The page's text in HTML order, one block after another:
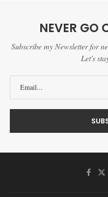
NEVER GO
Subscribe my Newsletter for
Let's